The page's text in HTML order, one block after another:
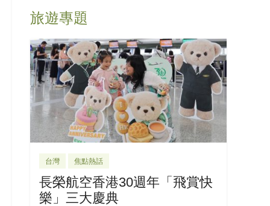
旅遊專題
台灣 焦點熱話
長榮航空香港30週年「飛賞快
樂」三大慶典